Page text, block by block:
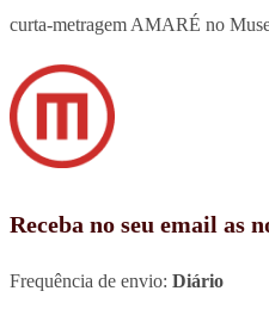
curta-metragem AMARÉ no
Receba no seu email as
Frequência de envio: Diário